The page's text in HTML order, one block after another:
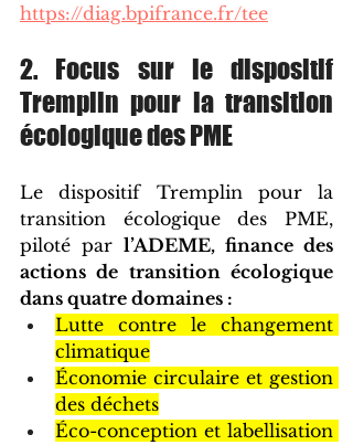
https://diag.bpifrance.fr/tee
2. Focus sur le dispositif
Tremplin pour la transition
écologique des PME
Le dispositif Tremplin pour la
transition écologique des PME,
piloté par l’ADEME, finance des
actions de transition écologique
dans quatre domaines :
Lutte contre le changement
climatique
Économie circulaire et gestion
des déchets
Éco-conception et labellisation